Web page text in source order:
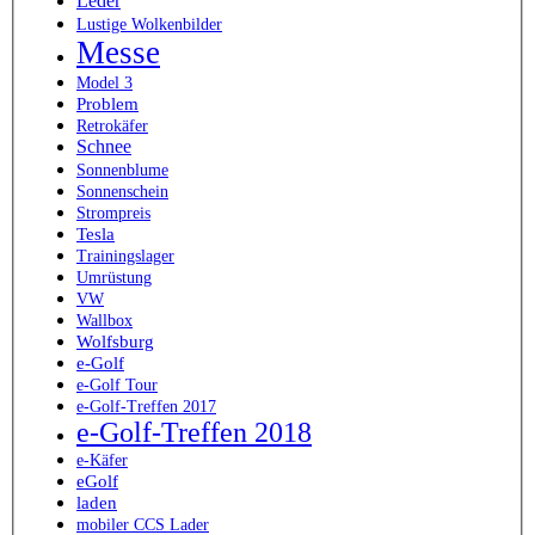
Lustige Wolkenbilder
Messe
Model 3
Problem
Retrokäfer
Schnee
Sonnenblume
Sonnenschein
Strompreis
Tesla
Trainingslager
Umrüstung
VW
Wallbox
Wolfsburg
e-Golf
e-Golf Tour
e-Golf-Treffen 2017
e-Golf-Treffen 2018
e-Käfer
eGolf
laden
mobiler CCS Lader